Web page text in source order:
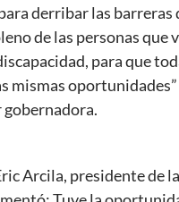
derribar las barreras
de las personas que
para que
mismas
Arcila, presidente de la